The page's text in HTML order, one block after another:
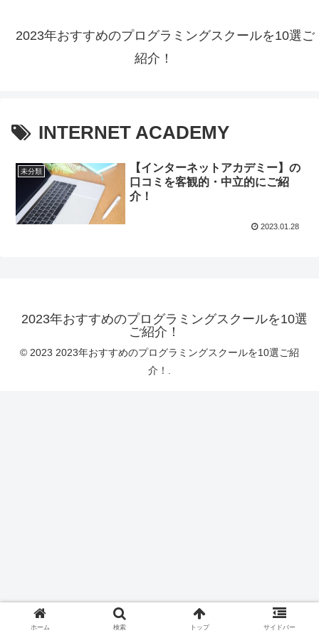
2023年おすすめのプログラミングスクールを10選ご
紹介！
INTERNET ACADEMY
未分類
【インターネットアカデミー】の
口コミを客観的・中立的にご紹
介！
2023.01.28
2023年おすすめのプログラミングスクールを10選
ご紹介！
© 2023 2023年おすすめのプログラミングスクールを10選ご紹
介！.
ホーム 検索 トップ サイドバー